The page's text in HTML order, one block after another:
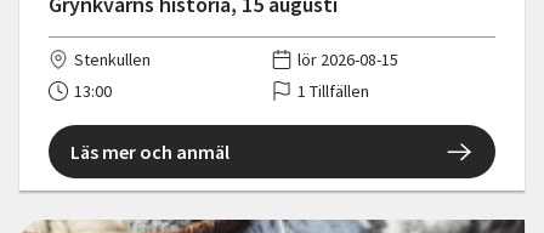
Stenkullen
lör 2026-08-15
13:00
1 Tillfällen
Läs mer och anmäl